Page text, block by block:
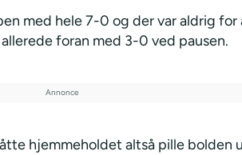
med hele 7-0 og der var aldrig for
foran med 3-0 ved pausen.
hjemmeholdet altså pille bolden